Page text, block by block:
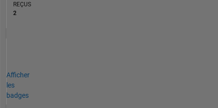
REÇUS
2
Afficher
les
badges